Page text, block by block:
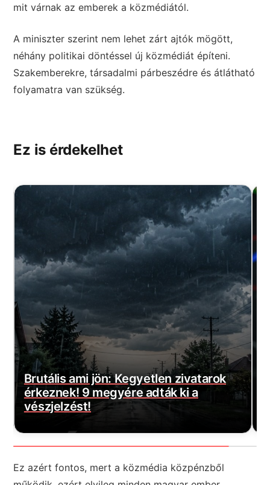
mit várnak az emberek a közmédiától.
A miniszter szerint nem lehet zárt ajtók mögött,
néhány politikai döntéssel új közmédiát építeni.
Szakemberekre, társadalmi párbeszédre és átlátható
folyamatra van szükség.
Ez is érdekelhet
Magyar Péter bejelentette a várva-
várt jó hírt! Végre elkezdődött…
Ez azért fontos, mert a közmédia közpénzből